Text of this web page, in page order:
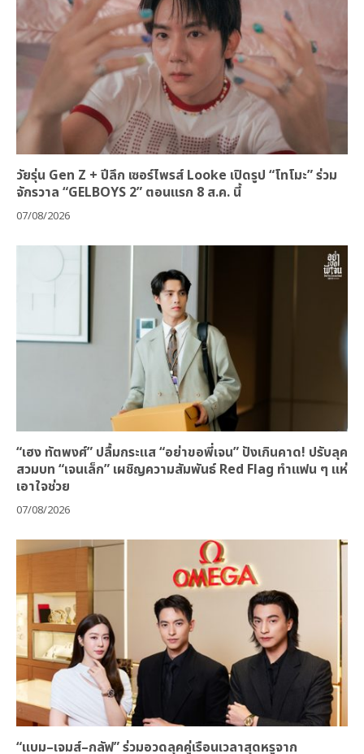
วัยรุ่น Gen Z + ปีลึก เซอร์ไพรส์ Looke เปิดรูป “โทโมะ” ร่วม
จักรวาล “GELBOYS 2” ตอนแรก 8 ส.ค. นี้
07/08/2026
“เฮง ทัตพงศ์” ปลื้มกระแส “อย่าขอพี่เจน” ปังเกินคาด! ปรับลุค
สวมบท “เจนเล็ก” เผชิญความสัมพันธ์ Red Flag ทำแฟน ๆ แห่
เอาใจช่วย
07/08/2026
“แบม–เจมส์–กลัฟ” ร่วมอวดลุคคู่เรือนเวลาสุดหรูจาก